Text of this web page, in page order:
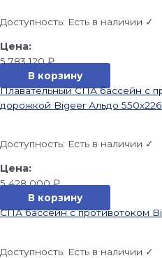
Доступность: Есть в наличии ✓
5 783 120₽
В корзину
Плавательный СПА бассейн с
дорожкой Bigeer Альдо
Доступность: Есть в наличии ✓
5 428 000₽
В корзину
СПА бассейн с противотоком
Доступность: Есть в наличии ✓